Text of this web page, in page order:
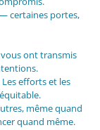
certaines portes,
ont transmis
Les efforts et les
même quand
quand même.